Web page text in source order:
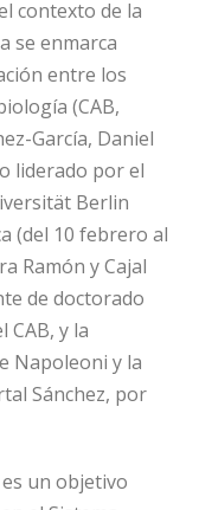
contexto de la
se enmarca
entre los
(CAB,
García, Daniel
liderado por el
Berlin
(del 10 febrero al
Ramón y Cajal
de doctorado
CAB, y la
Napoleoni y la
Sánchez, por
un objetivo